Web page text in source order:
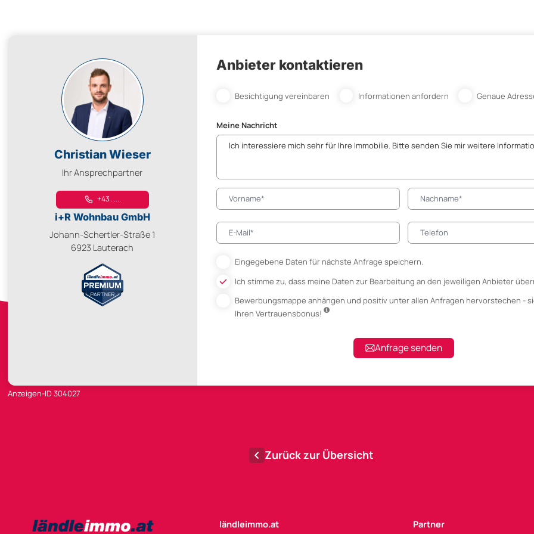
Christian Wieser
Ihr Ansprechpartner
+43 . ....
i+R Wohnbau GmbH
Johann-Schertler-Straße 1
6923 Lauterach
Anbieter kontaktieren
Besichtigung vereinbaren Informationen anfordern Genaue
Meine Nachricht
Eingegebene Daten für nächste Anfrage speichern.
Ich stimme zu, dass meine Daten zur Bearbeitung an den jeweiligen Anbieter
Bewerbungsmappe anhängenund positiv unter allen Anfragen hervorstechen -
Ihren Vertrauensbonus!
Anfrage senden
Anzeigen-ID 304027
Zurück zur Übersicht
ländleimmo.at
Partner